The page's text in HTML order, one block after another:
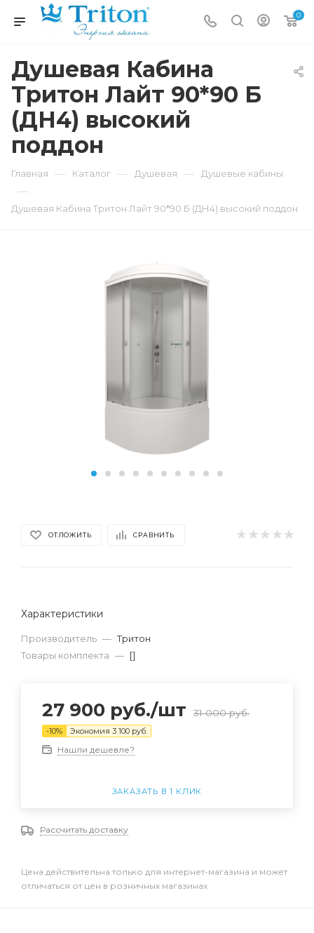
0
Душевая Кабина
Тритон Лайт 90*90 Б
(ДН4) высокий
поддон
Главная — Каталог — Душевая — Душевые кабины
—
Душевая Кабина Тритон Лайт 90*90 Б (ДН4) высокий поддон
ОТЛОЖИТЬ СРАВНИТЬ
Характеристики
Производитель — Тритон
Товары комплекта — []
27 900 руб./шт 31 000руб.
-10% Экономия 3 100 руб.
Нашли дешевле?
ЗАКАЗАТЬ В 1 КЛИК
Рассчитать доставку
Цена действительна только для интернет-магазина и может
отличаться от цен в розничных магазинах